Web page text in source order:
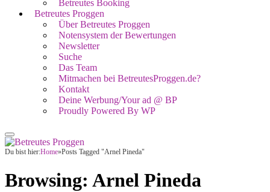
Betreutes Booking
Betreutes Proggen
Über Betreutes Proggen
Notensystem der Bewertungen
Newsletter
Suche
Das Team
Mitmachen bei BetreutesProggen.de?
Kontakt
Deine Werbung/Your ad @ BP
Proudly Powered By WP
Du bist hier:Home»Posts Tagged "Arnel Pineda"
Browsing: Arnel Pineda